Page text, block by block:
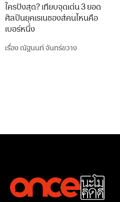
ใครปังสุด? เทียบจุดเด่น 3 ยอด
ศิลปินยุคเรเนซองส์คนไหนคือ
เบอร์หนึ่ง
เรื่องณัฐนนท์ จันทร์ขวาง